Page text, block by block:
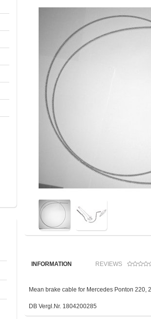
INFORMATION REVIEWS
Mean brake cable for Mercedes Ponton 220,
DB Vergl.Nr. 1804200285